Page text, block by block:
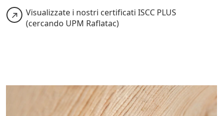
Visualizzate i nostri certificati ISCC PLUS
(cercando UPM Raflatac)